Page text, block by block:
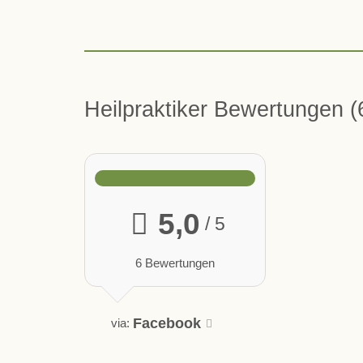
Heilpraktiker Bewertungen
5,0 / 5
6 Bewertungen
via: Facebook